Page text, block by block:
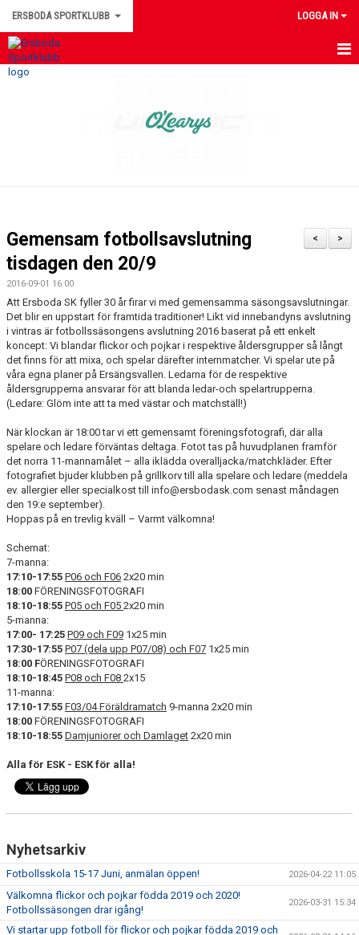
ERSBODA SPORTKLUBB LOGGA IN
HEM
ERSBODA SK STYRELSE
DOKUMENT
LEDARINFORMATION
KALENDER
HYRA/BOKA FOTBOLLSPLAN FÖR ICKE MEDLEMMAR
>
<
Gemensam fotbollsavslutning
tisdagen den 20/9
2016-09-01 16:00
Att Ersboda SK fyller 30 år firar vi med gemensamma säsongsavslutningar.
Det blir en uppstart för framtida traditioner! Likt vid innebandyns avslutning
i vintras är fotbollssäsongens avslutning 2016 baserat på ett enkelt
koncept: Vi blandar flickor och pojkar i respektive åldersgrupper så långt
det finns för att mixa, och spelar därefter internmatcher. Vi spelar ute på
våra egna planer på Ersängsvallen. Ledarna för de respektive
åldersgrupperna ansvarar för att blanda ledar-och spelartrupperna.
(Ledare: Glöm inte att ta med västar och matchställ!)
När klockan är 18:00 tar vi ett gemensamt föreningsfotografi, där alla
spelare och ledare förväntas deltaga. Fotot tas på huvudplanen framför
det norra 11-mannamålet – alla iklädda overalljacka/matchkläder. Efter
fotografiet bjuder klubben på grillkorv till alla spelare och ledare (meddela
ev. allergier eller specialkost till info@ersbodask.com senast måndagen
den 19:e september).
Hoppas på en trevlig kväll – Varmt välkomna!
Schemat:
7-manna:
17:10-17:55 P06 och F06 2x20 min
18:00 FÖRENINGSFOTOGRAFI
18:10-18:55 P05 och F05 2x20 min
5-manna:
17:00- 17:25 P09 och F09 1x25 min
17:30-17:55 P07 (dela upp P07/08) och F07 1x25 min
18:00 FÖRENINGSFOTOGRAFI
18:10-18:45 P08 och F08 2x15
11-manna:
17:10-17:55 F03/04 Föräldramatch 9-manna 2x20 min
18:00 FÖRENINGSFOTOGRAFI
18:10-18:55 Damjuniorer och Damlaget 2x20 min
Alla för ESK - ESK för alla!
Nyhetsarkiv
Fotbollsskola 15-17 Juni, anmälan öppen! 2026-04-22 11:05
Välkomna flickor och pojkar födda 2019 och 2020!
Fotbollssäsongen drar igång!
2026-03-31 15:34
Vi startar upp fotboll för flickor och pojkar födda 2019 och